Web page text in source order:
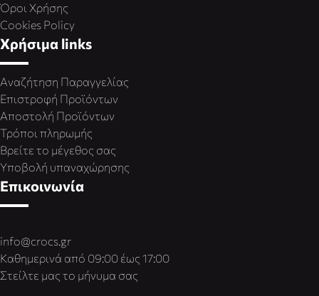
Όροι Χρήσης
Cookies Policy
Χρήσιμα links
Αναζήτηση Παραγγελίας
Επιστροφή Προϊόντων
Αποστολή Προϊόντων
Τρόποι πληρωμής
Βρείτε το μέγεθος σας
Υποβολή υπαναχώρησης
Επικοινωνία
info@crocs.gr
Καθημερινά από 09:00 έως 17:00
Στείλτε μας το μήνυμα σας